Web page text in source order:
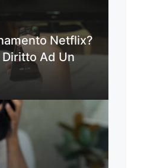
Netflix?
Ad Un